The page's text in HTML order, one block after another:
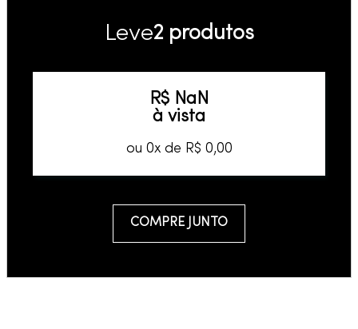
Leve2 produtos
R$ NaN
à vista
ou 0x de R$ 0,00
COMPRE JUNTO